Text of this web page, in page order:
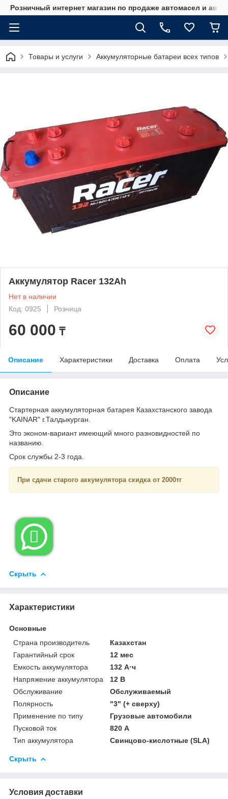
Розничный интернет магазин по продаже автомасел и
Товары и услуги Аккумуляторные батареи всех типов
Аккумулятор Racer 132Ah
Нет в наличии
Код: 0925
Розница
60 000 ₸
Описание Характеристики Доставка Оплата
Описание
Стартерная аккумуляторная батарея Казахстанского завода
"KAINAR" г.Талдыкурган.
Это эконом-вариант имеющий много разновидностей по
названию.
Срок службы 2-3 года.
При сдачи старого аккумулятора скидка от 2000тг

Скрыть
Характеристики
Основные
Страна производитель
Казахстан
Гарантийный срок
12 мес
Емкость аккумулятора
132 А·ч
Напряжение аккумулятора
12 В
Обслуживание
Обслуживаемый
Полярность
"3" (+ сверху)
Применение по типу
Грузовые автомобили
Пусковой ток
820 А
Тип аккумулятора
Свинцово-кислотные (SLA)
Скрыть
Условия доставки